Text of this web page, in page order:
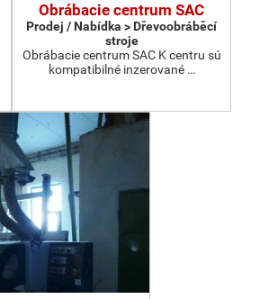
Obrábacie centrum SAC
Prodej / Nabídka > Dřevoobráběcí
stroje
Obrábacie centrum SAC K centru sú
kompatibilné inzerované …